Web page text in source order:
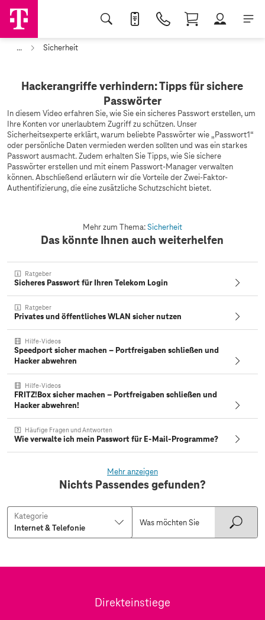
... Sicherheit
Hackerangriffe verhindern: Tipps für sichere
Passwörter
In diesem Video erfahren Sie, wie Sie ein sicheres Passwort erstellen, um
Ihre Konten vor unerlaubtem Zugriff zu schützen. Unser
Sicherheitsexperte erklärt, warum beliebte Passwörter wie „Passwort1“
oder persönliche Daten vermieden werden sollten und was ein starkes
Passwort ausmacht. Zudem erhalten Sie Tipps, wie Sie sichere
Passwörter erstellen und mit einem Passwort-Manager verwalten
können. Abschließend erläutern wir die Vorteile der Zwei-Faktor-
Authentifizierung, die eine zusätzliche Schutzschicht bietet.
Mehr zum Thema:Sicherheit
Das könnte Ihnen auch weiterhelfen
Ratgeber
Sicheres Passwort für Ihren Telekom Login
Ratgeber
Privates und öffentliches WLAN sicher nutzen
Hilfe-Videos
Speedport sicher machen – Portfreigaben schließen und
Hacker abwehren
Hilfe-Videos
FRITZ!Box sicher machen – Portfreigaben schließen und
Hacker abwehren!
Häufige Fragen und Antworten
Wie verwalte ich mein Passwort für E-Mail-Programme?
Mehr anzeigen
Nichts Passendes gefunden?
Kategorie
Direkteinstiege